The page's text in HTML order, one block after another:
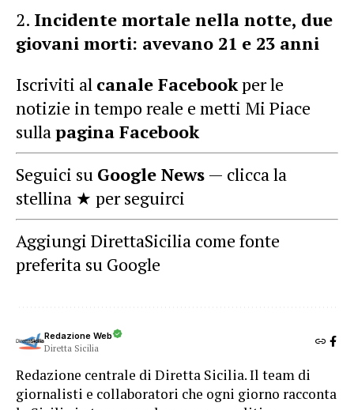
Incidente mortale nella notte, due
giovani morti: avevano 21 e 23 anni
Iscriviti al canale Facebookper le
notizie in tempo reale e metti Mi Piace
sullapagina Facebook
Seguici su Google News — clicca la
stellina ★ per seguirci
Aggiungi DirettaSicilia come fonte
preferita su Google
Redazione Web
Diretta Sicilia
Redazione centrale di Diretta Sicilia. Il team di
giornalisti e collaboratori che ogni giorno racconta